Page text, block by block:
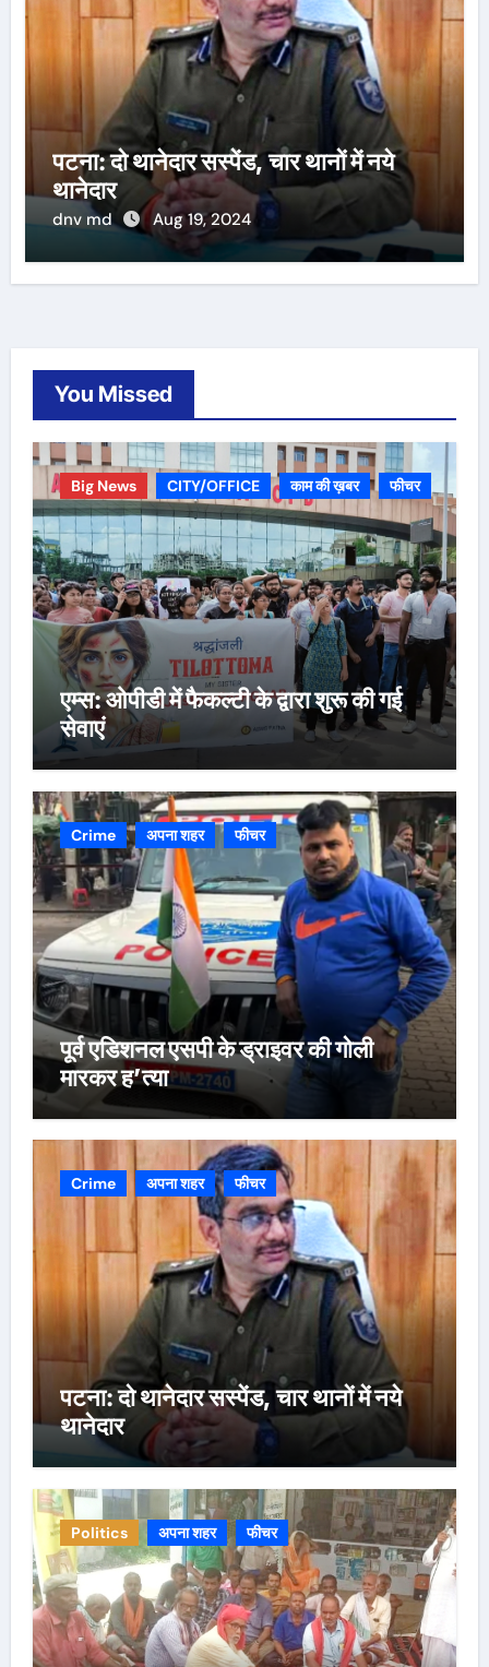
पटना: दो थानेदार सस्पेंड, चार थानों में नये
थानेदार
dnv md Aug 19, 2024
You Missed
Big News CITY/OFFICE काम की ख़बर फीचर
एम्स: ओपीडी में फैकल्टी के द्वारा शुरू की गई
सेवाएं
Crime अपना शहर फीचर
पूर्व एडिशनल एसपी के ड्राइवर की गोली
मारकर ह’त्या
Crime अपना शहर फीचर
पटना: दो थानेदार सस्पेंड, चार थानों में नये
थानेदार
Politics अपना शहर फीचर